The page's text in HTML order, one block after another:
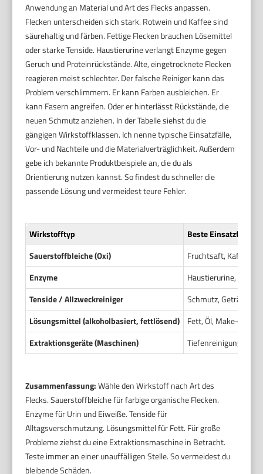
Anwendung an Material und Art des Flecks anpassen.
Flecken unterscheiden sich stark. Rotwein und Kaffee sind
säurehaltig und färben. Fettige Flecken brauchen Lösemittel
oder starke Tenside. Haustierurine verlangt Enzyme gegen
Geruch und Proteinrückstände. Alte, eingetrocknete Flecken
reagieren meist schlechter. Der falsche Reiniger kann das
Problem verschlimmern. Er kann Farben ausbleichen. Er
kann Fasern angreifen. Oder er hinterlässt Rückstände, die
neuen Schmutz anziehen. In der Tabelle siehst du die
gängigen Wirkstoffklassen. Ich nenne typische Einsatzfälle,
Vor- und Nachteile und die Materialverträglichkeit. Außerdem
gebe ich bekannte Produktbeispiele an, die du als
Orientierung nutzen kannst. So findest du schneller die
passende Lösung und vermeidest teure Fehler.
Wirkstofftyp
Beste Einsatzfälle
Sauerstoffbleiche (Oxi)
Fruchtsaft, Kaffee,
Enzyme
Haustierurine, Blut,
Tenside / Allzweckreiniger
Schmutz,
Lösungsmittel (alkoholbasiert, fettlösend)
Fett, Öl, Make-up,
Extraktionsgeräte (Maschinen)
Tiefenreinigung,
Zusammenfassung:Wähle den Wirkstoff nach Art des
Flecks. Sauerstoffbleiche für farbige organische Flecken.
Enzyme für Urin und Eiweiße. Tenside für
Alltagsverschmutzung. Lösungsmittel für Fett. Für große
Probleme ziehst du eine Extraktionsmaschine in Betracht.
Teste immer an einer unauffälligen Stelle. So vermeidest du
bleibende Schäden.